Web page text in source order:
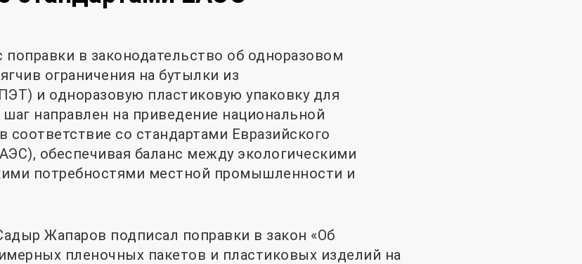
в законодательство об одноразовом
ограничения на бутылки из
и одноразовую пластиковую упаковку для
направлен на приведение национальной
соответствие со стандартами Евразийского
обеспечивая баланс между экологическими
потребностями местной промышленности и
Жапаров подписал поправки в закон «Об
пленочных пакетов и пластиковых изделий на